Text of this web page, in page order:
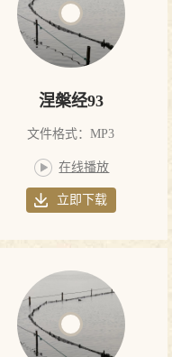
涅槃经93
文件格式：MP3
在线播放
立即下载